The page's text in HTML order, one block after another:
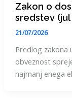
Zakon o
sredstev (jul
21/07/2026
Predlog zakona
obveznost
najmanj enega